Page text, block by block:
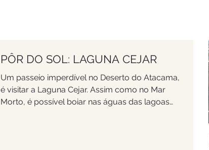
PÔR DO SOL: LAGUNA CEJAR
Um passeio imperdível no Deserto do Atacama,
é visitar a Laguna Cejar. Assim como no Mar
Morto, é possível boiar nas águas das lagoas